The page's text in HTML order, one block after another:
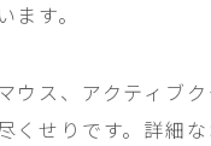
す。
ウス、アクティブ
くせりです。詳細